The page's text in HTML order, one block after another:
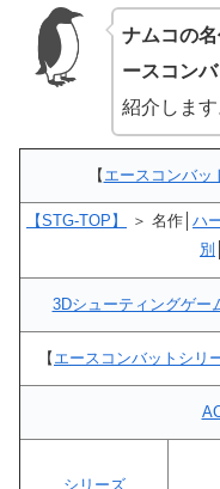
ナムコの
ースコン
紹介します
【 エースコンバッ
【STG-TOP】 ＞ 名作│ ハ
別
3Dシューティングゲー
【 エースコンバットシリ
シリーズ